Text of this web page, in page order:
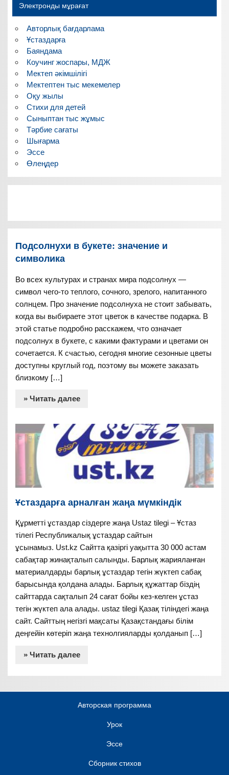
Электронды мұрағат
Авторлық бағдарлама
Ұстаздарға
Баяндама
Коучинг жоспары, МДЖ
Мектеп әкімшілігі
Мектептен тыс мекемелер
Оқу жылы
Стихи для детей
Сыныптан тыс жұмыс
Тәрбие сағаты
Шығарма
Эссе
Өлеңдер
Подсолнухи в букете: значение и
символика
Во всех культурах и странах мира подсолнух —
символ чего-то теплого, сочного, зрелого, напитанного
солнцем. Про значение подсолнуха не стоит забывать,
когда вы выбираете этот цветок в качестве подарка. В
этой статье подробно расскажем, что означает
подсолнух в букете, с какими фактурами и цветами он
сочетается. К счастью, сегодня многие сезонные цветы
доступны круглый год, поэтому вы можете заказать
близкому […]
» Читать далее
Ұстаздарға арналған жаңа мүмкіндік
Құрметті ұстаздар сіздерге жаңа Ustaz tilegi – Ұстаз
тілегі Республикалық ұстаздар сайтын
ұсынамыз. Ust.kz Сайтта қазіргі уақытта 30 000 астам
сабақтар жинақталып салынды. Барлық жарияланған
материалдарды барлық ұстаздар тегін жүктеп сабақ
барысында қолдана алады. Барлық құжаттар біздің
сайттарда сақталып 24 сағат бойы кез-келген ұстаз
тегін жүктеп ала алады. ustaz tilegi Қазақ тіліндегі жаңа
сайт. Сайттың негізгі мақсаты Қазақстандағы білім
деңгейін көтеріп жаңа технолгияларды қолданып […]
» Читать далее
Авторская программа
Урок
Эссе
Сборник стихов